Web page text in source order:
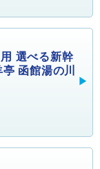
選べる新幹
函館湯の川